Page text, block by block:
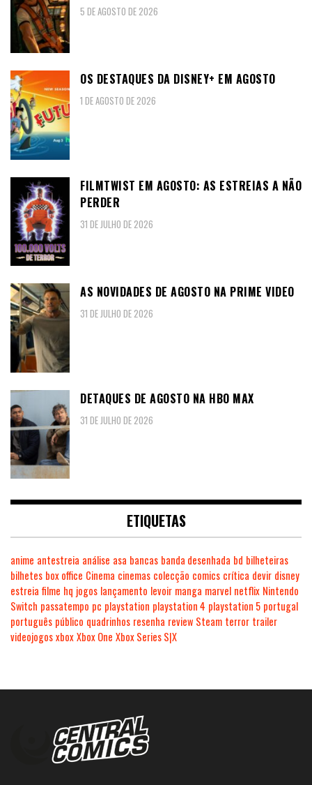
5 DE AGOSTO DE 2026
OS DESTAQUES DA DISNEY+ EM AGOSTO
1 DE AGOSTO DE 2026
FILMTWIST EM AGOSTO: AS ESTREIAS A NÃO
PERDER
31 DE JULHO DE 2026
AS NOVIDADES DE AGOSTO NA PRIME VIDEO
31 DE JULHO DE 2026
DETAQUES DE AGOSTO NA HBO MAX
31 DE JULHO DE 2026
ETIQUETAS
anime antestreia análise asa bancas banda desenhada bd bilheteiras
bilhetes box office Cinema cinemas colecção comics crítica devir disney
estreia filme hq jogos lançamento levoir manga marvel netflix Nintendo
Switch passatempo pc playstation playstation 4 playstation 5 portugal
português público quadrinhos resenha review Steam terror trailer
videojogosxboxXbox One Xbox Series S|X